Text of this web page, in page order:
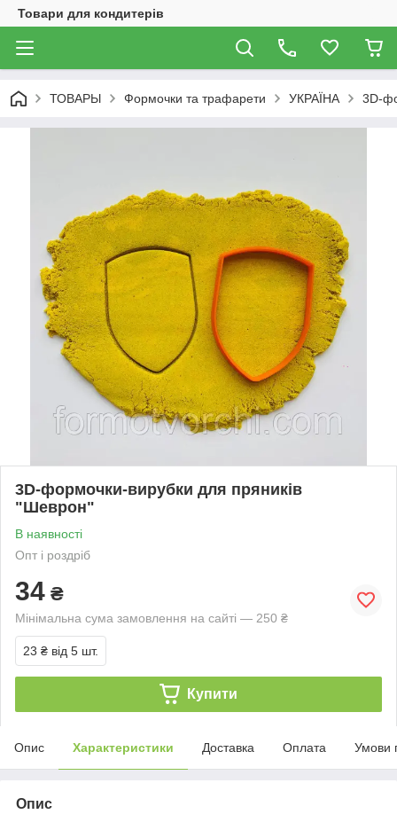
Товари для кондитерів
ТОВАРЫ Формочки та трафарети УКРАЇНА 3D-
3D-формочки-вирубки для пряників
"Шеврон"
В наявності
Опт і роздріб
34 ₴
Мінімальна сума замовлення на сайті — 250 ₴
23 ₴ від 5 шт.
Купити
Опис Характеристики Доставка Оплата Умови
Опис